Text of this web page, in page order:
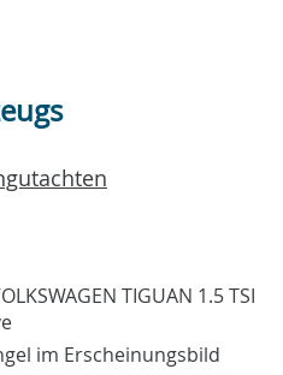
im Erscheinungsbild